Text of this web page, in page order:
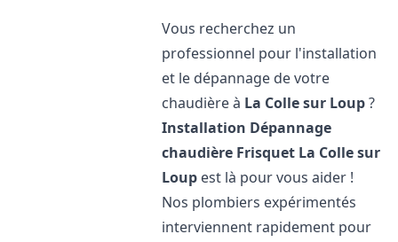
Vous recherchez un
professionnel pour l'installation
et le dépannage de votre
chaudière à La Colle sur Loup?
Installation Dépannage
chaudière Frisquet La Colle sur
Loup est là pour vous aider !
Nos plombiers expérimentés
interviennent rapidement pour